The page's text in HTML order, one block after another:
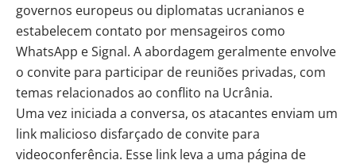
governos europeus ou diplomatas ucranianos e
estabelecem contato por mensageiros como
WhatsApp e Signal. A abordagem geralmente envolve
o convite para participar de reuniões privadas, com
temas relacionados ao conflito na Ucrânia.
Uma vez iniciada a conversa, os atacantes enviam um
link malicioso disfarçado de convite para
videoconferência. Esse link leva a uma página de